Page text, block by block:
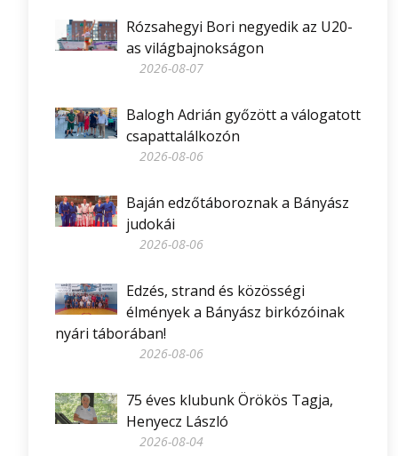
Rózsahegyi Bori negyedik az U20-
as világbajnokságon
2026-08-07
Balogh Adrián győzött a válogatott
csapattalálkozón
2026-08-06
Baján edzőtáboroznak a Bányász
judokái
2026-08-06
Edzés, strand és közösségi
élmények a Bányász birkózóinak
nyári táborában!
2026-08-06
75 éves klubunk Örökös Tagja,
Henyecz László
2026-08-04